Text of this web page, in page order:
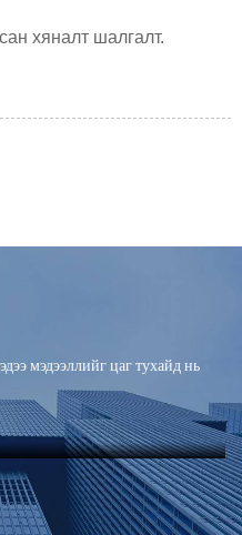
хяналт шалгалт.
мэдээллийг цаг тухайд нь
ажилладаг вэ?